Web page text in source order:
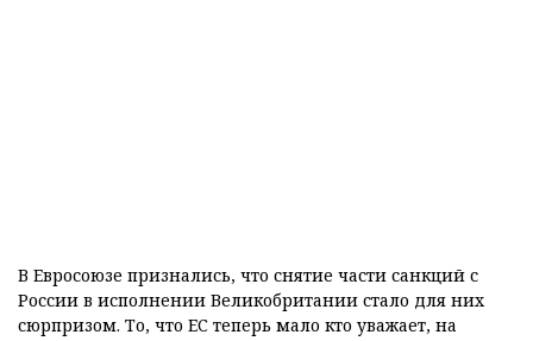
В Евросоюзе признались, что снятие части санкций с
России в исполнении Великобритании стало для них
сюрпризом. То, что ЕС теперь мало кто уважает, на